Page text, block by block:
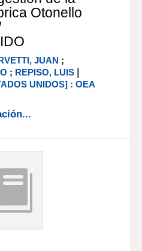
Otonello
JUAN ;
; REPISO, LUIS |
UNIDOS] : OEA